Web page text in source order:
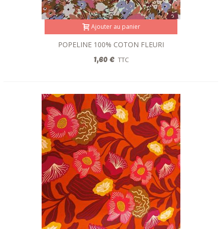
Ajouter au panier
POPELINE 100% COTON FLEURI
ROSE/PARME/CAMEL150CM
1,60 € TTC